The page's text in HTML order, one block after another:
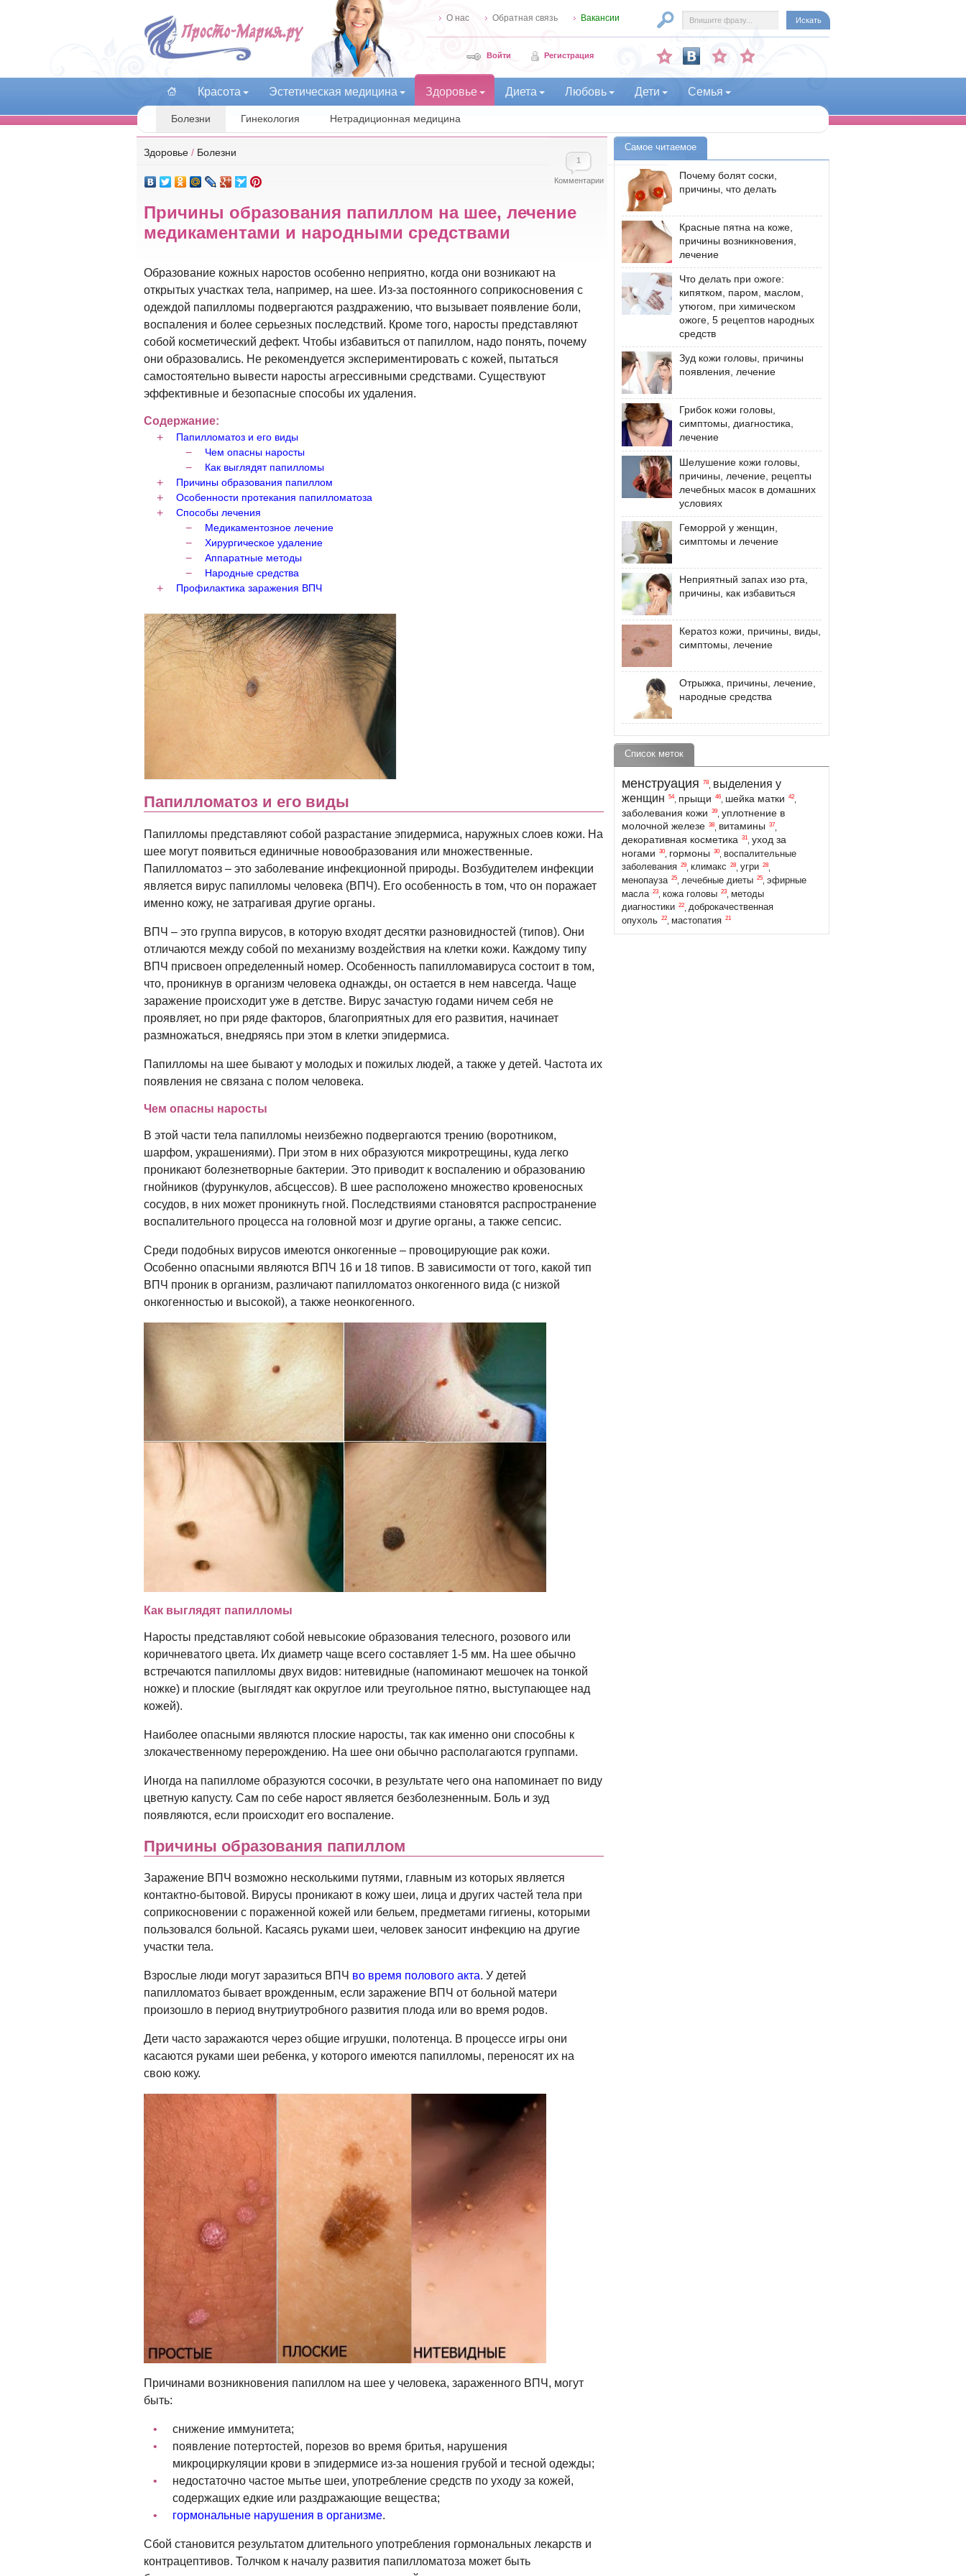
О нас Обратная связь Вакансии
Войти Регистрация
Красота Эстетическая медицина Здоровье Диета Любовь Дети Семья
Болезни Гинекология Нетрадиционная медицина
Здоровье / Болезни
1
Комментарии
Причины образования папиллом на шее, лечение
медикаментами и народными средствами
Образование кожных наростов особенно неприятно, когда они возникают на
открытых участках тела, например, на шее. Из-за постоянного соприкосновения с
одеждой папилломы подвергаются раздражению, что вызывает появление боли,
воспаления и более серьезных последствий. Кроме того, наросты представляют
собой косметический дефект. Чтобы избавиться от папиллом, надо понять, почему
они образовались. Не рекомендуется экспериментировать с кожей, пытаться
самостоятельно вывести наросты агрессивными средствами. Существуют
эффективные и безопасные способы их удаления.
Содержание:
Папилломатоз и его виды
Чем опасны наросты
Как выглядят папилломы
Причины образования папиллом
Особенности протекания папилломатоза
Способы лечения
Медикаментозное лечение
Хирургическое удаление
Аппаратные методы
Народные средства
Профилактика заражения ВПЧ
Папилломатоз и его виды
Папилломы представляют собой разрастание эпидермиса, наружных слоев кожи. На
шее могут появиться единичные новообразования или множественные.
Папилломатоз – это заболевание инфекционной природы. Возбудителем инфекции
является вирус папилломы человека (ВПЧ). Его особенность в том, что он поражает
именно кожу, не затрагивая другие органы.
ВПЧ – это группа вирусов, в которую входят десятки разновидностей (типов). Они
отличаются между собой по механизму воздействия на клетки кожи. Каждому типу
ВПЧ присвоен определенный номер. Особенность папилломавируса состоит в том,
что, проникнув в организм человека однажды, он остается в нем навсегда. Чаще
заражение происходит уже в детстве. Вирус зачастую годами ничем себя не
проявляет, но при ряде факторов, благоприятных для его развития, начинает
размножаться, внедряясь при этом в клетки эпидермиса.
Папилломы на шее бывают у молодых и пожилых людей, а также у детей. Частота их
появления не связана с полом человека.
Чем опасны наросты
В этой части тела папилломы неизбежно подвергаются трению (воротником,
шарфом, украшениями). При этом в них образуются микротрещины, куда легко
проникают болезнетворные бактерии. Это приводит к воспалению и образованию
гнойников (фурункулов, абсцессов). В шее расположено множество кровеносных
сосудов, в них может проникнуть гной. Последствиями становятся распространение
воспалительного процесса на головной мозг и другие органы, а также сепсис.
Среди подобных вирусов имеются онкогенные – провоцирующие рак кожи.
Особенно опасными являются ВПЧ 16 и 18 типов. В зависимости от того, какой тип
ВПЧ проник в организм, различают папилломатоз онкогенного вида (с низкой
онкогенностью и высокой), а также неонкогенного.
Как выглядят папилломы
Наросты представляют собой невысокие образования телесного, розового или
коричневатого цвета. Их диаметр чаще всего составляет 1-5 мм. На шее обычно
встречаются папилломы двух видов: нитевидные (напоминают мешочек на тонкой
ножке) и плоские (выглядят как округлое или треугольное пятно, выступающее над
кожей).
Наиболее опасными являются плоские наросты, так как именно они способны к
злокачественному перерождению. На шее они обычно располагаются группами.
Иногда на папилломе образуются сосочки, в результате чего она напоминает по виду
цветную капусту. Сам по себе нарост является безболезненным. Боль и зуд
появляются, если происходит его воспаление.
Причины образования папиллом
Заражение ВПЧ возможно несколькими путями, главным из которых является
контактно-бытовой. Вирусы проникают в кожу шеи, лица и других частей тела при
соприкосновении с пораженной кожей или бельем, предметами гигиены, которыми
пользовался больной. Касаясь руками шеи, человек заносит инфекцию на другие
участки тела.
Взрослые люди могут заразиться ВПЧ во время полового акта. У детей
папилломатоз бывает врожденным, если заражение ВПЧ от больной матери
произошло в период внутриутробного развития плода или во время родов.
Дети часто заражаются через общие игрушки, полотенца. В процессе игры они
касаются руками шеи ребенка, у которого имеются папилломы, переносят их на
свою кожу.
Причинами возникновения папиллом на шее у человека, зараженного ВПЧ, могут
быть:
снижение иммунитета;
появление потертостей, порезов во время бритья, нарушения
микроциркуляции крови в эпидермисе из-за ношения грубой и тесной одежды;
недостаточно частое мытье шеи, употребление средств по уходу за кожей,
содержащих едкие или раздражающие вещества;
гормональные нарушения в организме.
Сбой становится результатом длительного употребления гормональных лекарств и
контрацептивов. Толчком к началу развития папилломатоза может быть
Самое читаемое
Почему болят соски,
причины, что делать
Красные пятна на коже,
причины возникновения,
лечение
Что делать при ожоге:
кипятком, паром, маслом,
утюгом, при химическом
ожоге, 5 рецептов народных
средств
Зуд кожи головы, причины
появления, лечение
Грибок кожи головы,
симптомы, диагностика,
лечение
Шелушение кожи головы,
причины, лечение, рецепты
лечебных масок в домашних
условиях
Геморрой у женщин,
симптомы и лечение
Неприятный запах изо рта,
причины, как избавиться
Кератоз кожи, причины, виды,
симптомы, лечение
Отрыжка, причины, лечение,
народные средства
Список меток
менструация 78
выделения у
женщин
54, прыщи 46 шейка матки 42
заболевания кожи 39
уплотнение в
молочной железе 38 витамины 37
декоративная косметика 31
уход за
ногами
30, гормоны 30, воспалительные
заболевания 29 климакс 28 угри 28
менопауза 25 лечебные диеты 25
эфирные
масла 23 кожа головы 23
методы
диагностики 22
доброкачественная
опухоль 22 мастопатия 21